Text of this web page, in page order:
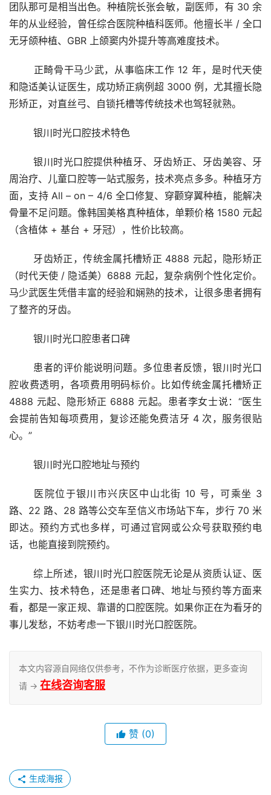
团队那可是相当出色。种植院长张会敏，副医师，有 30 余
年的从业经验，曾任综合医院种植科医师。他擅长半 / 全口
无牙颌种植、GBR 上颌窦内外提升等高难度技术。
和隐适美认证医生，成功矫正病例超 3000 例，尤其擅长隐
形矫正，对直丝弓、自锁托槽等传统技术也驾轻就熟。
	银川时光口腔技术特色
	银川时光口腔提供种植牙、牙齿矫正、牙齿美容、牙
周治疗、儿童口腔等一站式服务，技术亮点多多。种植牙方
面，支持 All – on – 4/6 全口修复、穿颧穿翼种植，能解决
骨量不足问题。像韩国美格真种植体，单颗价格 1580 元起
（含植体 + 基台 + 牙冠），性价比较高。
（时代天使 / 隐适美）6888 元起，复杂病例个性化定价。
马少武医生凭借丰富的经验和娴熟的技术，让很多患者拥有
了整齐的牙齿。
	银川时光口腔患者口碑
腔收费透明，各项费用明码标价。比如传统金属托槽矫正
4888 元起、隐形矫正 6888 元起。患者李女士说：“医生
会提前告知每项费用，复诊还能免费洁牙 4 次，服务很贴
心。”
	银川时光口腔地址与预约
路、22 路、28 路等公交车至信义市场站下车，步行 70 米
即达。预约方式也多样，可通过官网或公众号获取预约电
话，也能直接到院预约。
	综上所述，银川时光口腔医院无论是从资质认证、医
生实力、技术特色，还是患者口碑、地址与预约等方面来
看，都是一家正规、靠谱的口腔医院。如果你正在为看牙的
事儿发愁，不妨考虑一下银川时光口腔医院。
本文内容源自网络仅供参考，不作为诊断医疗依据，更多查询
请 → 在线咨询客服
赞 (0)
生成海报